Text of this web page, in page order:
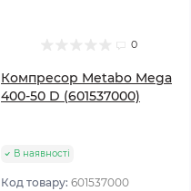
0
Компресор Metabo Mega
400-50 D (601537000)
В наявності
Код товару: 601537000